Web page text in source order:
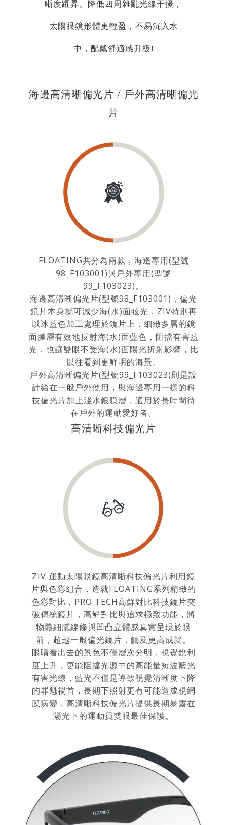
晰度躍昇、降低四周雜亂光線干擾，
太陽眼鏡形體更輕盈，不易沉入水
中，配戴舒適感升級!
海邊高清晰偏光片 / 戶外高清晰偏光
片
FLOATING共分為兩款，海邊專用(型號
98_F103001)與戶外專用(型號
99_F103023)。
海邊高清晰偏光片(型號98_F103001)，偏光
鏡片本身就可減少海(水)面眩光，ZIV特別再
以冰藍色加工處理於鏡片上，細緻多層的鏡
面膜層有效地反射海(水)面藍色，阻擋有害藍
光，也讓雙眼不受海(水)面陽光折射影響，比
以往看到更鮮明的海景。
戶外高清晰偏光片(型號99_F103023)則是設
計給在一般戶外使用，與海邊專用一樣的科
技偏光片加上淺水銀膜層，適用於長時間待
在戶外的運動愛好者。
高清晰科技偏光片
ZIV 運動太陽眼鏡高清晰科技偏光片利用鏡
片與色彩組合，造就FLOATING系列精緻的
色彩對比，PRO TECH高鮮對比科技鏡片突
破傳統鏡片，高鮮對比與追求極致功能，將
物體細膩線條與凹凸立體感真實呈現於眼
前，超越一般偏光鏡片，觸及更高成就。
眼睛看出去的景色不僅層次分明，視覺銳利
度上升，更能阻擋光源中的高能量短波藍光
有害光線，藍光不僅是導致視覺清晰度下降
的罪魁禍首，長期下照射更有可能造成視網
膜病變，高清晰科技偏光片提供長期暴露在
陽光下的運動員雙眼最佳保護。